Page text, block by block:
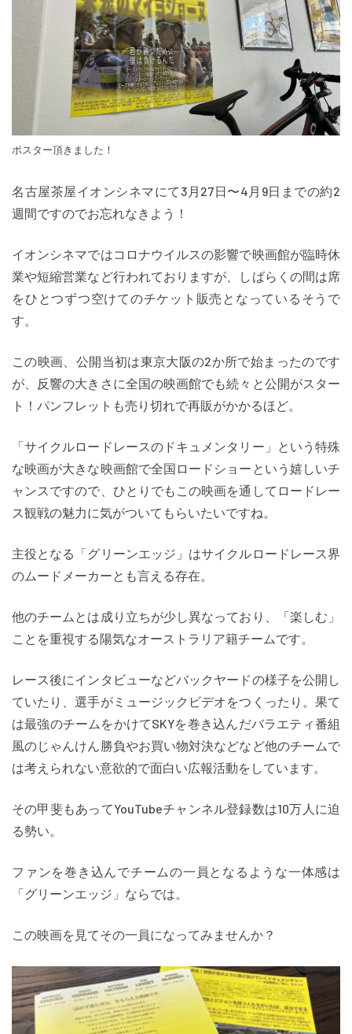
ポスター頂きました！
名古屋茶屋イオンシネマにて3月27日〜4月9日までの約2
週間ですのでお忘れなきよう！
イオンシネマではコロナウイルスの影響で映画館が臨時休
業や短縮営業など行われておりますが、しばらくの間は席
をひとつずつ空けてのチケット販売となっているそうで
す。
この映画、公開当初は東京大阪の2か所で始まったのです
が、反響の大きさに全国の映画館でも続々と公開がスター
ト！パンフレットも売り切れで再販がかかるほど。
「サイクルロードレースのドキュメンタリー」という特殊
な映画が大きな映画館で全国ロードショーという嬉しいチ
ャンスですので、ひとりでもこの映画を通してロードレー
ス観戦の魅力に気がついてもらいたいですね。
主役となる「グリーンエッジ」はサイクルロードレース界
のムードメーカーとも言える存在。
他のチームとは成り立ちが少し異なっており、「楽しむ」
ことを重視する陽気なオーストラリア籍チームです。
レース後にインタビューなどバックヤードの様子を公開し
ていたり、選手がミュージックビデオをつくったり。果て
は最強のチームをかけてSKYを巻き込んだバラエティ番組
風のじゃんけん勝負やお買い物対決などなど他のチームで
は考えられない意欲的で面白い広報活動をしています。
その甲斐もあってYouTubeチャンネル登録数は10万人に迫
る勢い。
ファンを巻き込んでチームの一員となるような一体感は
「グリーンエッジ」ならでは。
この映画を見てその一員になってみませんか？